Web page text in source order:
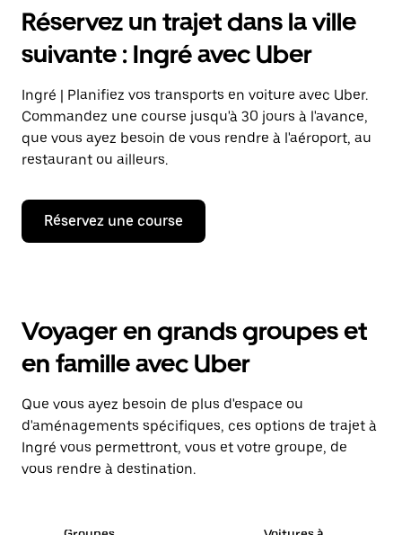
Réservez un trajet dans la ville
suivante : Ingré avec Uber
Ingré | Planifiez vos transports en voiture avec Uber.
Commandez une course jusqu'à 30 jours à l'avance,
que vous ayez besoin de vous rendre à l'aéroport, au
restaurant ou ailleurs.
Réservez une course
Voyager en grands groupes et
en famille avec Uber
Que vous ayez besoin de plus d'espace ou
d'aménagements spécifiques, ces options de trajet à
Ingré vous permettront, vous et votre groupe, de
vous rendre à destination.